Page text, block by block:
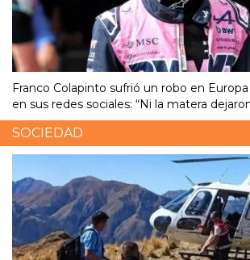
Franco Colapinto sufrió un robo en
en sus redes sociales: “Ni la matera
SOCIEDAD